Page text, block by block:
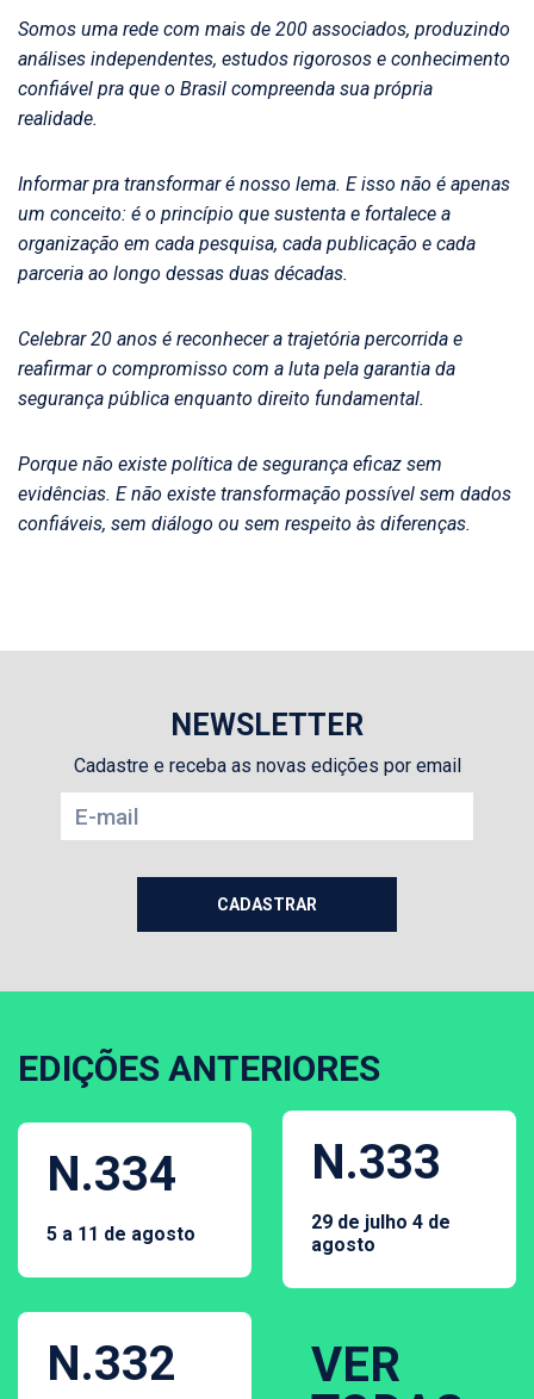
Somos uma rede com mais de 200 associados, produzindo
análises independentes, estudos rigorosos e conhecimento
confiável pra que o Brasil compreenda sua própria
realidade.
Informar pra transformar é nosso lema. E isso não é apenas
um conceito: é o princípio que sustenta e fortalece a
organização em cada pesquisa, cada publicação e cada
parceria ao longo dessas duas décadas.
Celebrar 20 anos é reconhecer a trajetória percorrida e
reafirmar o compromisso com a luta pela garantia da
segurança pública enquanto direito fundamental.
Porque não existe política de segurança eficaz sem
evidências. E não existe transformação possível sem dados
confiáveis, sem diálogo ou sem respeito às diferenças.
NEWSLETTER
Cadastre e receba as novas edições por email
EDIÇÕES ANTERIORES
N.334
5 a 11 de agosto
N.333
29 de julho 4 de
agosto
N.332
VER